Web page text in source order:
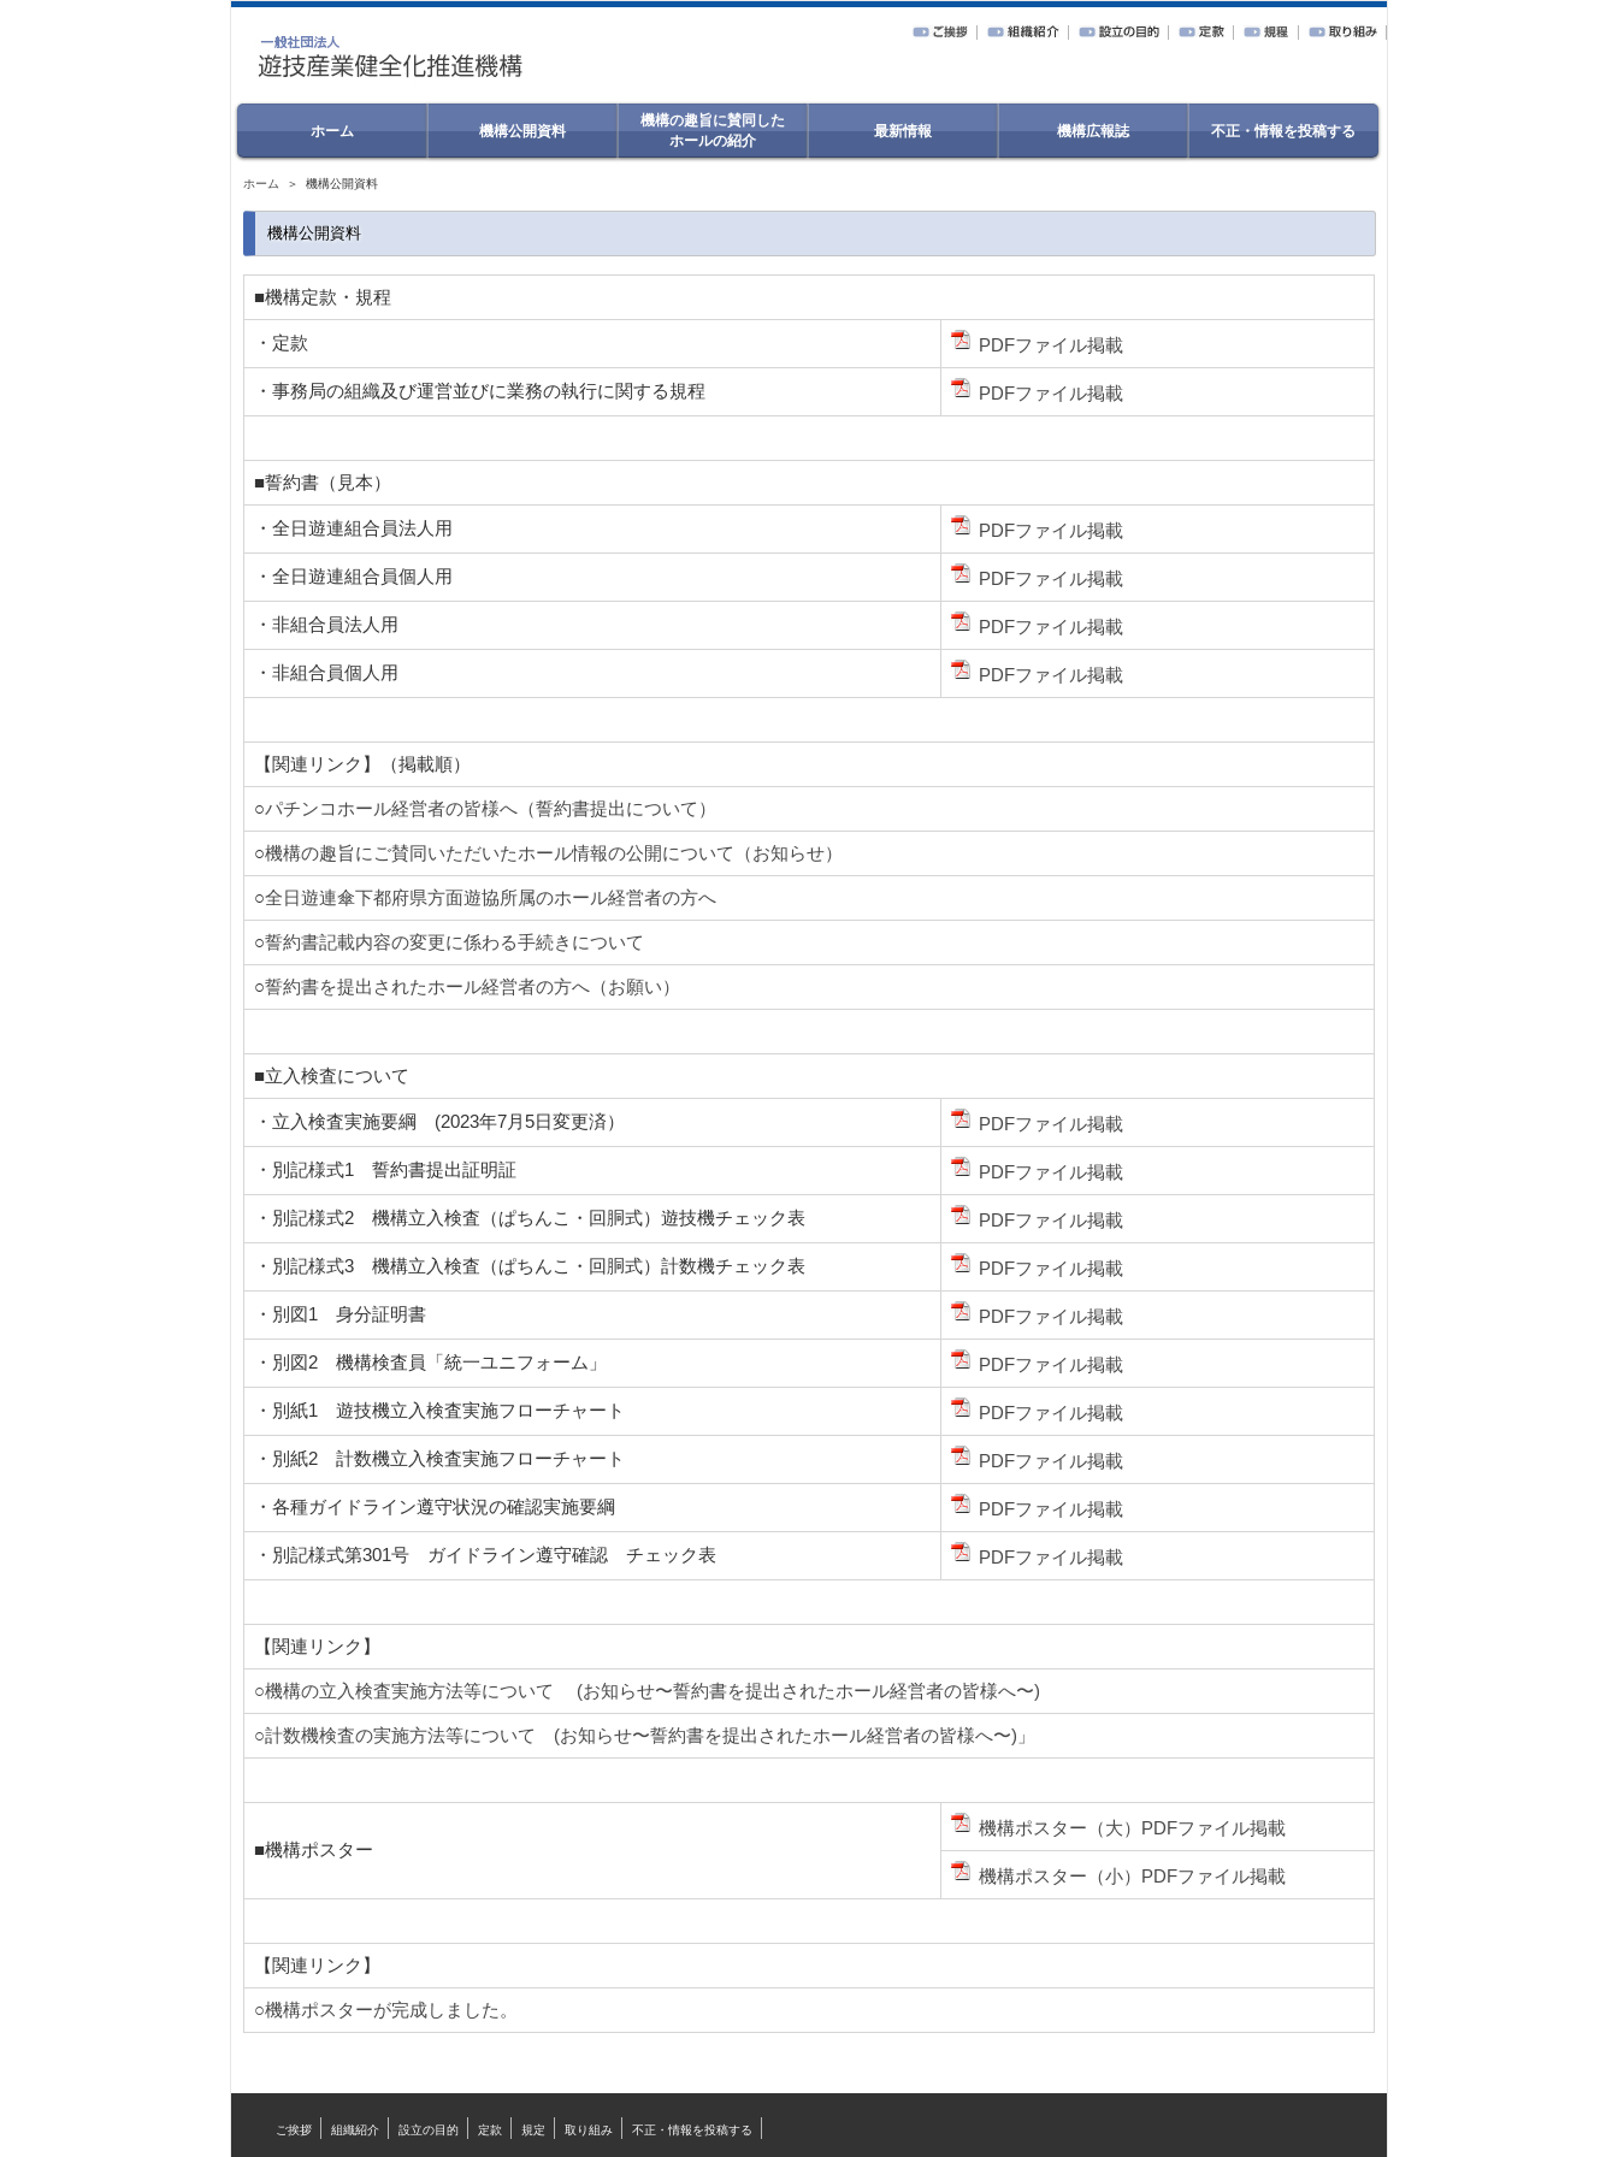
ホーム 機構公開資料
機構の趣旨に賛同した
ホールの紹介
最新情報 機構広報誌 不正・情報を投稿する
ホーム ＞ 機構公開資料
機構公開資料
■機構定款・規程
・定款 PDFファイル掲載
・事務局の組織及び運営並びに業務の執行に関する規程 PDFファイル掲載
■誓約書（見本）
・全日遊連組合員法人用 PDFファイル掲載
・全日遊連組合員個人用 PDFファイル掲載
・非組合員法人用 PDFファイル掲載
・非組合員個人用 PDFファイル掲載
【関連リンク】（掲載順）
○パチンコホール経営者の皆様へ（誓約書提出について）
○機構の趣旨にご賛同いただいたホール情報の公開について（お知らせ）
○全日遊連傘下都府県方面遊協所属のホール経営者の方へ
○誓約書記載内容の変更に係わる手続きについて
○誓約書を提出されたホール経営者の方へ（お願い）
■立入検査について
・立入検査実施要綱 (2023年7月5日変更済） PDFファイル掲載
・別記様式1 誓約書提出証明証 PDFファイル掲載
・別記様式2 機構立入検査（ぱちんこ・回胴式）遊技機チェック表 PDFファイル掲載
・別記様式3 機構立入検査（ぱちんこ・回胴式）計数機チェック表 PDFファイル掲載
・別図1 身分証明書 PDFファイル掲載
・別図2 機構検査員「統一ユニフォーム」 PDFファイル掲載
・別紙1 遊技機立入検査実施フローチャート PDFファイル掲載
・別紙2 計数機立入検査実施フローチャート PDFファイル掲載
・各種ガイドライン遵守状況の確認実施要綱 PDFファイル掲載
・別記様式第301号 ガイドライン遵守確認 チェック表 PDFファイル掲載
【関連リンク】
○機構の立入検査実施方法等について (お知らせ〜誓約書を提出されたホール経営者の皆様へ〜)
○計数機検査の実施方法等について (お知らせ〜誓約書を提出されたホール経営者の皆様へ〜)」
■機構ポスター
機構ポスター（大）PDFファイル掲載
機構ポスター（小）PDFファイル掲載
【関連リンク】
○機構ポスターが完成しました。
ご挨拶 組織紹介 設立の目的 定款 規定 取り組み 不正・情報を投稿する